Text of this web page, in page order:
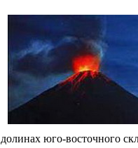
долинах юго-восточного